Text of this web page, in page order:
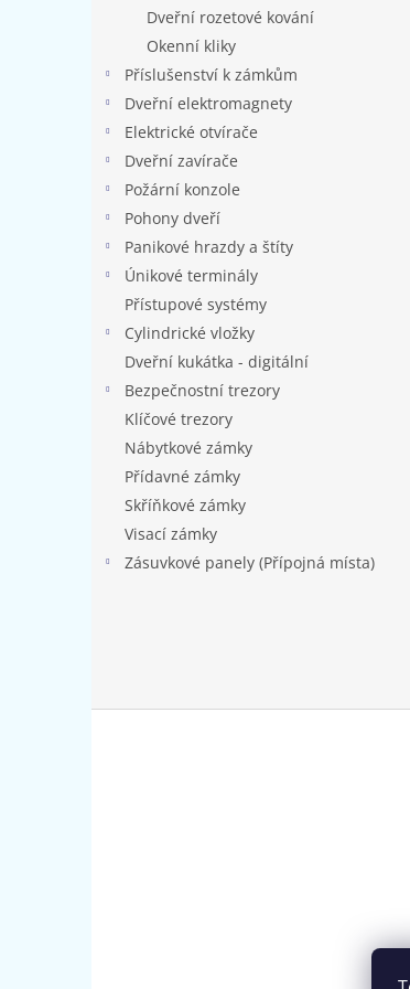
Dveřní rozetové kování
Okenní kliky
Příslušenství k zámkům
Dveřní elektromagnety
Elektrické otvírače
Dveřní zavírače
Požární konzole
Pohony dveří
Panikové hrazdy a štíty
Únikové terminály
Přístupové systémy
Cylindrické vložky
Dveřní kukátka - digitální
Bezpečnostní trezory
Klíčové trezory
Nábytkové zámky
Přídavné zámky
Skříňkové zámky
Visací zámky
Zásuvkové panely (Přípojná místa)